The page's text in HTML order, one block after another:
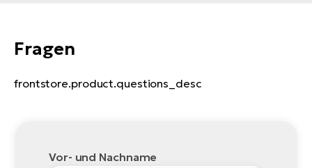
Fragen
frontstore.product.questions_desc
Vor- und Nachname